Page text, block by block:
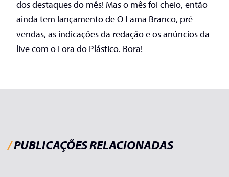
dos destaques do mês! Mas o mês foi cheio, então
ainda tem lançamento de O Lama Branco, pré-
vendas, as indicações da redação e os anúncios da
live com o Fora do Plástico. Bora!
/PUBLICAÇÕES RELACIONADAS